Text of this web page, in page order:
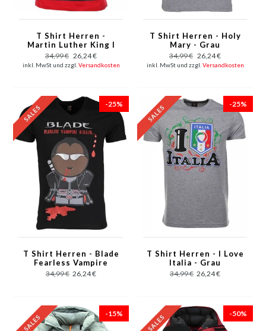
T Shirt Herren -
Martin Luther King I
Have A Dream Print -
Rot
34,99 € 26,24 €
inkl. MwSt und zzgl. Versandkosten
T Shirt Herren - Holy
Mary - Grau
34,99 € 26,24 €
inkl. MwSt und zzgl. Versandkosten
-25%
T Shirt Herren - Blade
Fearless Vampire
Killer - Schwarz
34,99 € 26,24 €
-25%
T Shirt Herren - I Love
Italia - Grau
34,99 € 26,24 €
-15% -50%